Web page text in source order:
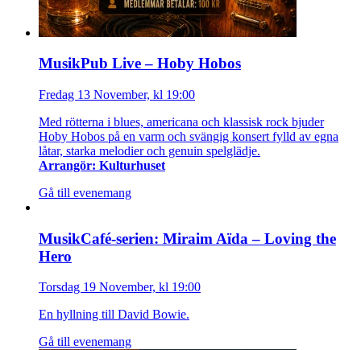
MusikPub Live – Hoby Hobos
Fredag 13 November, kl 19:00
Med rötterna i blues, americana och klassisk rock bjuder
Hoby Hobos på en varm och svängig konsert fylld av egna
låtar, starka melodier och genuin spelglädje.
Arrangör: Kulturhuset
Gå till evenemang
MusikCafé-serien: Miraim Aïda – Loving the
Hero
Torsdag 19 November, kl 19:00
En hyllning till David Bowie.
Gå till evenemang